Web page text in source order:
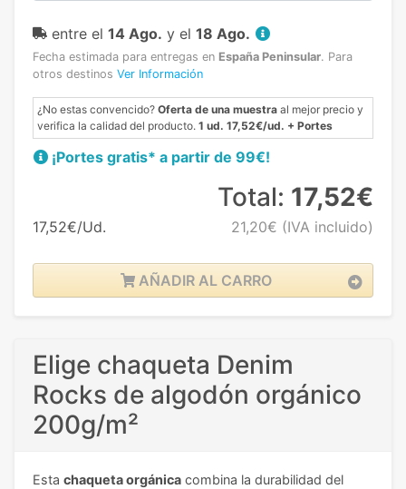
entre el 14 Ago. y el 18 Ago.
Fecha estimada para entregas en España Peninsular. Para
otros destinos Ver Información
¿No estas convencido? Oferta de una muestra al mejor precio y
verifica la calidad del producto. 1 ud. 17,52€/ud. + Portes
¡Portes gratis* a partir de 99€!
17,52€/Ud.
Total: 17,52€
21,20€ (IVA incluido)
AÑADIR AL CARRO
Elige chaqueta Denim
Rocks de algodón orgánico
200g/m²
Esta chaqueta orgánica combina la durabilidad del